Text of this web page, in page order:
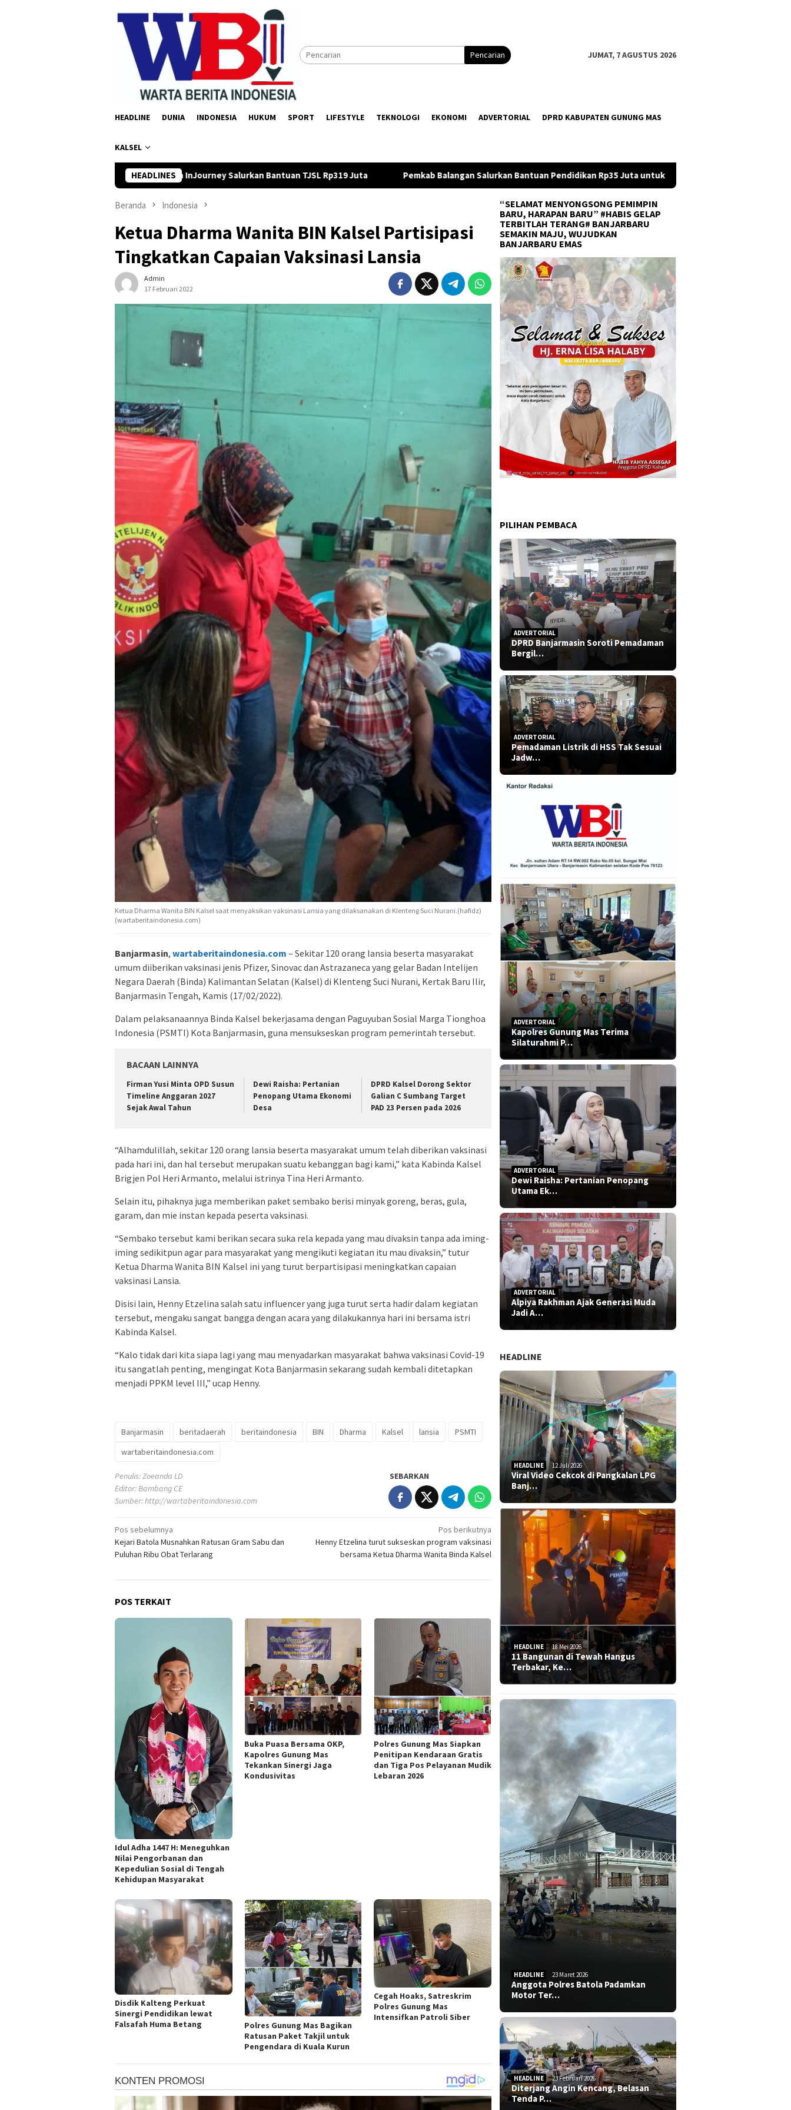
Pencarian JUMAT, 7 AGUSTUS 2026
HEADLINE DUNIA INDONESIA HUKUM SPORT LIFESTYLE TEKNOLOGI EKONOMI ADVERTORIAL DPRD KABUPATEN GUNUNG MAS
KALSEL
HEADLINES
dan InJourney Salurkan Bantuan TJSL Rp319 Juta Pemkab Balangan Salurkan Bantuan Pendidikan Rp35 Juta untuk 195 Santri Ponpes Riyadhul Muhibbin
Beranda Indonesia
Ketua Dharma Wanita BIN Kalsel Partisipasi
Tingkatkan Capaian Vaksinasi Lansia
Admin
17 Februari 2022
Ketua Dharma Wanita BIN Kalsel saat menyaksikan vaksinasi Lansia yang dilaksanakan di Klenteng Suci Nurani.(hafidz)
(wartaberitaindonesia.com)
Banjarmasin, wartaberitaindonesia.com – Sekitar 120 orang lansia beserta masyarakat
umum diiberikan vaksinasi jenis Pfizer, Sinovac dan Astrazaneca yang gelar Badan Intelijen
Negara Daerah (Binda) Kalimantan Selatan (Kalsel) di Klenteng Suci Nurani, Kertak Baru Ilir,
Banjarmasin Tengah, Kamis (17/02/2022).
Dalam pelaksanaannya Binda Kalsel bekerjasama dengan Paguyuban Sosial Marga Tionghoa
Indonesia (PSMTI) Kota Banjarmasin, guna mensukseskan program pemerintah tersebut.
BACAAN LAINNYA
Firman Yusi Minta OPD Susun
Timeline Anggaran 2027
Sejak Awal Tahun
Dewi Raisha: Pertanian
Penopang Utama Ekonomi
Desa
DPRD Kalsel Dorong Sektor
Galian C Sumbang Target
PAD 23 Persen pada 2026
“Alhamdulillah, sekitar 120 orang lansia beserta masyarakat umum telah diberikan vaksinasi
pada hari ini, dan hal tersebut merupakan suatu kebanggan bagi kami,” kata Kabinda Kalsel
Brigjen Pol Heri Armanto, melalui istrinya Tina Heri Armanto.
Selain itu, pihaknya juga memberikan paket sembako berisi minyak goreng, beras, gula,
garam, dan mie instan kepada peserta vaksinasi.
“Sembako tersebut kami berikan secara suka rela kepada yang mau divaksin tanpa ada iming-
iming sedikitpun agar para masyarakat yang mengikuti kegiatan itu mau divaksin,” tutur
Ketua Dharma Wanita BIN Kalsel ini yang turut berpartisipasi meningkatkan capaian
vaksinasi Lansia.
Disisi lain, Henny Etzelina salah satu influencer yang juga turut serta hadir dalam kegiatan
tersebut, mengaku sangat bangga dengan acara yang dilakukannya hari ini bersama istri
Kabinda Kalsel.
“Kalo tidak dari kita siapa lagi yang mau menyadarkan masyarakat bahwa vaksinasi Covid-19
itu sangatlah penting, mengingat Kota Banjarmasin sekarang sudah kembali ditetapkan
menjadi PPKM level III,” ucap Henny.
Banjarmasin beritadaerah beritaindonesia BIN Dharma Kalsel lansia
PSMTI
wartaberitaindonesia.com
Penulis: Zoeanda LD
Editor: Bambang CE
Sumber:http://wartaberitaindonesia.com
SEBARKAN
Navigasi
pos
Pos sebelumnya
Kejari Batola Musnahkan Ratusan Gram Sabu dan
Puluhan Ribu Obat Terlarang
Pos berikutnya
Henny Etzelina turut sukseskan program vaksinasi
bersama Ketua Dharma Wanita Binda Kalsel
POS TERKAIT
Idul Adha 1447 H: Meneguhkan
Nilai Pengorbanan dan
Kepedulian Sosial di Tengah
Kehidupan Masyarakat
Buka Puasa Bersama OKP,
Kapolres Gunung Mas
Tekankan Sinergi Jaga
Kondusivitas
Polres Gunung Mas Siapkan
Penitipan Kendaraan Gratis
dan Tiga Pos Pelayanan Mudik
Lebaran 2026
Disdik Kalteng Perkuat
Sinergi Pendidikan lewat
Falsafah Huma Betang
Polres Gunung Mas Bagikan
Ratusan Paket Takjil untuk
Pengendara di Kuala Kurun
Cegah Hoaks, Satreskrim
Polres Gunung Mas
Intensifkan Patroli Siber
“SELAMAT MENYONGSONG PEMIMPIN
BARU, HARAPAN BARU” #HABIS GELAP
TERBITLAH TERANG# BANJARBARU
SEMAKIN MAJU, WUJUDKAN
BANJARBARU EMAS
PILIHAN PEMBACA
ADVERTORIAL
DPRD Banjarmasin Soroti Pemadaman
Bergil…
ADVERTORIAL
Pemadaman Listrik di HSS Tak Sesuai
Jadw…
ADVERTORIAL
Kapolres Gunung Mas Terima
Silaturahmi P…
ADVERTORIAL
Dewi Raisha: Pertanian Penopang
Utama Ek…
ADVERTORIAL
Alpiya Rakhman Ajak Generasi Muda
Jadi A…
HEADLINE
HEADLINE 12 Juli 2026
Viral Video Cekcok di Pangkalan LPG
Banj…
HEADLINE 18 Mei 2026
11 Bangunan di Tewah Hangus
Terbakar, Ke…
HEADLINE 23 Maret 2026
Anggota Polres Batola Padamkan
Motor Ter…
HEADLINE 23 Februari 2026
Diterjang Angin Kencang, Belasan
Tenda P…